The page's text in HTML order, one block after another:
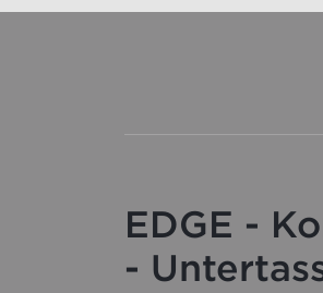
EDGE -
-